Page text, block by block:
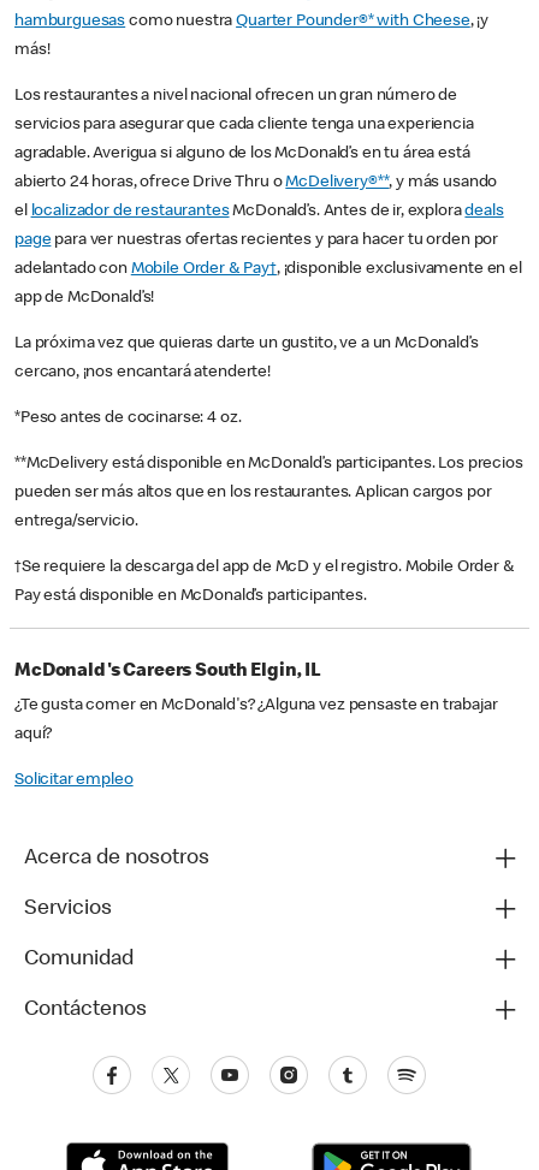
hamburguesas como nuestraQuarter Pounder®* with Cheese, ¡y
más!
Los restaurantes a nivel nacional ofrecen un gran número de
servicios para asegurar que cada cliente tenga una experiencia
agradable. Averigua si alguno de los McDonald’s en tu área está
abierto 24 horas, ofrece Drive Thru oMcDelivery®**, y más usando
el localizador de restaurantesMcDonald’s. Antes de ir, exploradeals
pagepara ver nuestras ofertas recientes y para hacer tu orden por
adelantado con Mobile Order & Pay†, ¡disponible exclusivamente en el
app de McDonald’s!
La próxima vez que quieras darte un gustito, ve a un McDonald’s
cercano, ¡nos encantará atenderte!
*Peso antes de cocinarse: 4 oz.
**McDelivery está disponible en McDonald’s participantes. Los precios
pueden ser más altos que en los restaurantes. Aplican cargos por
entrega/servicio.
†Se requiere la descarga del app de McD y el registro. Mobile Order &
Pay está disponible en McDonald’s participantes.
McDonald's Careers South Elgin, IL
¿Te gusta comer en McDonald's? ¿Alguna vez pensaste en trabajar
aquí?
Solicitar empleo
Acerca de nosotros
Servicios
Comunidad
Contáctenos